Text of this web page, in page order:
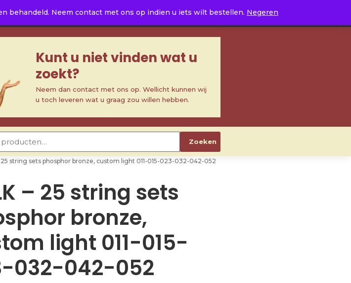
behandeld. Neem contact met ons op indien u iets wilt bestellen. Negeren
Kunt u niet vinden wat u
zoekt?
Neem dan contact met ons op. Wellicht kunnen wij
u toch leveren wat u graag zou willen hebben.
Zoeken
25 string sets phosphor bronze, custom light 011-015-023-032-042-052
– 25 string sets
bronze,
light 011-015-
032-042-052